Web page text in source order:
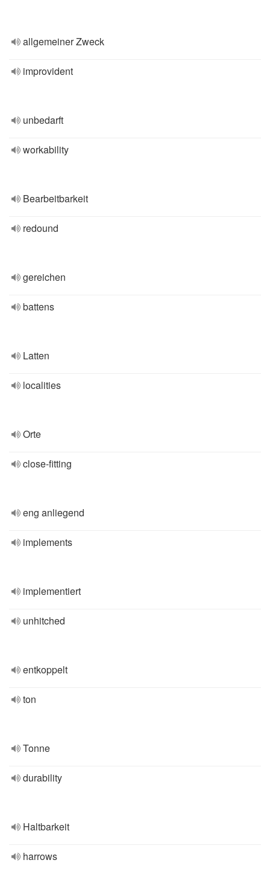
allgemeiner Zweck
improvident
unbedarft
workability
Bearbeitbarkeit
redound
gereichen
battens
Latten
localities
Orte
close-fitting
eng anliegend
implements
implementiert
unhitched
entkoppelt
ton
Tonne
durability
Haltbarkeit
harrows